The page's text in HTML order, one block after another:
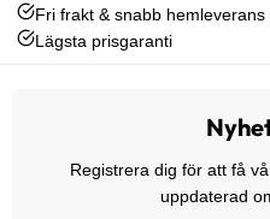
Fri frakt & snabb hemleverans
Lägsta prisgaranti
Registrera dig för att få
uppdaterad